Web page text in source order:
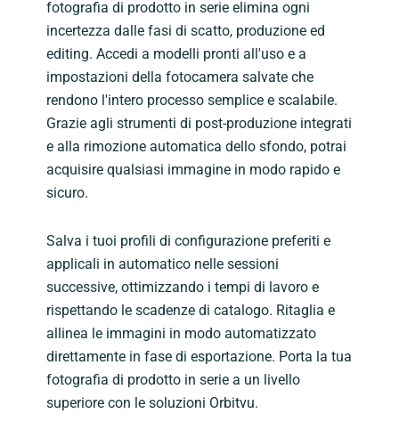
fotografia di prodotto in serie elimina ogni
incertezza dalle fasi di scatto, produzione ed
editing. Accedi a modelli pronti all'uso e a
impostazioni della fotocamera salvate che
rendono l'intero processo semplice e scalabile.
Grazie agli strumenti di post-produzione integrati
e alla rimozione automatica dello sfondo, potrai
acquisire qualsiasi immagine in modo rapido e
sicuro.
Salva i tuoi profili di configurazione preferiti e
applicali in automatico nelle sessioni
successive, ottimizzando i tempi di lavoro e
rispettando le scadenze di catalogo. Ritaglia e
allinea le immagini in modo automatizzato
direttamente in fase di esportazione. Porta la tua
fotografia di prodotto in serie a un livello
superiore con le soluzioni Orbitvu.